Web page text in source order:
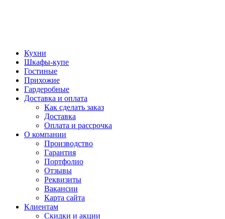
Кухни
Шкафы-купе
Гостиные
Прихожие
Гардеробные
Доставка и оплата
Как сделать заказ
Доставка
Оплата и рассрочка
О компании
Производство
Гарантия
Портфолио
Отзывы
Реквизиты
Вакансии
Карта сайта
Клиентам
Скидки и акции